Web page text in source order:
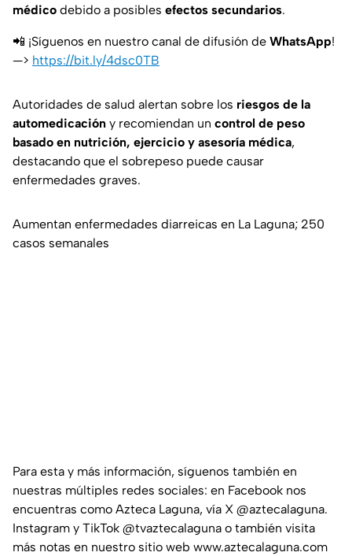
médico debido a posibles efectos secundarios.
📲 ¡Síguenos en nuestro canal de difusión de WhatsApp!
—> https://bit.ly/4dsc0TB
Autoridades de salud alertan sobre los riesgos de la
automedicación y recomiendan un control de peso
basado en nutrición, ejercicio y asesoría médica,
destacando que el sobrepeso puede causar
enfermedades graves.
Aumentan enfermedades diarreicas en La Laguna; 250
casos semanales
Para esta y más información, síguenos también en
nuestras múltiples redes sociales: en Facebook nos
encuentras como Azteca Laguna, vía X @aztecalaguna.
Instagram y TikTok @tvaztecalaguna o también visita
más notas en nuestro sitio web www.aztecalaguna.com